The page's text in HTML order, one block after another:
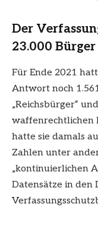
Der
23.000 Bürger
Für Ende 2021
Antwort noch
„Reichsbürger“
waffenrechtlichen
hatte sie damals
Zahlen unter
„kontinuierlichen
Datensätze in den